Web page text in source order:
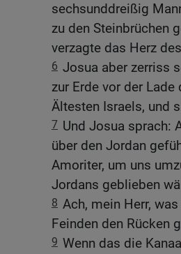
sechsunddreißig
zu den Steinbrüchen
verzagte das Herz
6 Josua aber zerriss
zur Erde vor der
Ältesten Israels, und
7 Und Josua sprach:
über den Jordan
Amoriter, um uns
Jordans geblieben
8 Ach, mein Herr,
Feinden den Rücken
9 Wenn das die